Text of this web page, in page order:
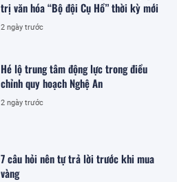
trị văn hóa “Bộ đội Cụ Hồ” thời kỳ mới
2 ngày trước
Hé lộ trung tâm động lực trong điều
chỉnh quy hoạch Nghệ An
2 ngày trước
7 câu hỏi nên tự trả lời trước khi mua
vàng